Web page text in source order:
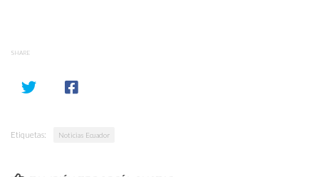
SHARE
Etiquetas: Noticias Ecuador